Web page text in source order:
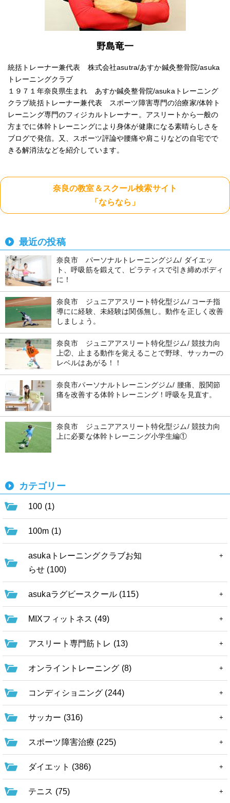
野島竜一
統括トレーナー兼代表 株式会社asutra/あすか鍼灸整骨院/asuka
トレーニングクラブ
１９７１年奈良県生まれ あすか鍼灸整骨院/asukaトレーニング
クラブ統括トレーナー兼代表 スポーツ障害専門の治療家/体幹ト
レーニング専門のフィジカルトレーナー。アスリートから一般の
方までに体幹トレーニングにより身体が健康になる素晴らしさを
ブログで発信。又、スポーツ評論や腰痛や肩こりなどの自宅でで
きる解消法などを紹介しています。
奈良の教室＆スクール検索サイト
「ならなら」
最近の投稿
奈良市 パーソナルトレーニングジム/ ダイエッ
ト、呼吸筋を鍛えて、ピラティスで引き締めボディ
に！
奈良市 ジュニアアスリート特化型ジム/ コーチ指
導にに経験、未経験は関係無し。動作を正しく改善
しましょう。
奈良市 ジュニアアスリート特化型ジム/ 競技力向
上②、止まる動作を覚えることで野球、サッカーの
レベルはあがる！！
奈良市パーソナルトレーニングジム/ 腰痛、股関節
痛を改善する体幹トレーニング！呼吸を見直す。
奈良市 ジュニアアスリート特化型ジム/ 競技力向
上に必要な体幹トレーニング小学生編①
カテゴリー
100 (1)
100m (1)
asukaトレーニングクラブお知
らせ (100)
asukaラグビースクール (115)
MIXフィットネス (49)
アスリート専門筋トレ (13)
オンライントレーニング (8)
コンディショニング (244)
サッカー (316)
スポーツ障害治療 (225)
ダイエット (386)
テニス (75)